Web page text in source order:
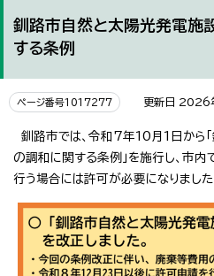
釧路市自然と太陽光発電施
する条例
ページ番号1017277 更新日 2026
釧路市では、令和7年10月1日から
の調和に関する条例」を施行し、市
行う場合には許可が必要になりました